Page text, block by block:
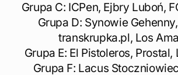
Grupa C: ICPen, Ejbry Luboń,
Grupa D: Synowie
transkrupka.pl, Los
Grupa E: El Pistoleros, Prostal,
Grupa F: Lacus